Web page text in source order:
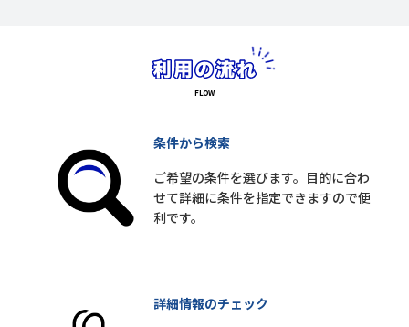
条件から検索
ご希望の条件を選びます。目的に合わ
せて詳細に条件を指定できますので便
利です。
詳細情報のチェック